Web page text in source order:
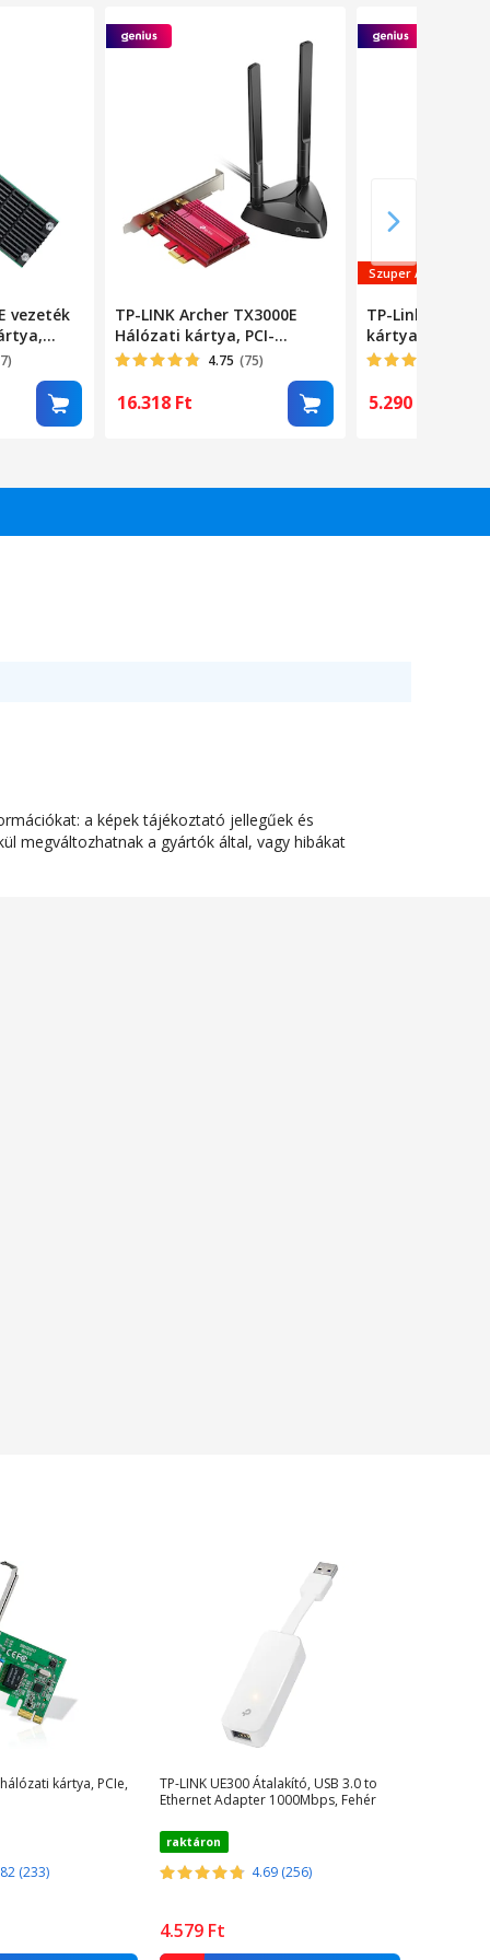
vezeték
TP-LINK Archer TX3000E
Hálózati kártya, PCI-
Express, Dual Band, AX3000,
4.75 (75)
16.318 Ft
Szuper Ár
TP-Link
kártya, Type-C
Gigabit
5.290
a képek tájékoztató jellegűek és
megváltozhatnak a gyártók által, vagy hibákat
kártya, PCIe,
(233)
TP-LINK UE300 Átalakító, USB 3.0 to
Ethernet Adapter 1000Mbps, Fehér
raktáron
4.69 (256)
4.579 Ft